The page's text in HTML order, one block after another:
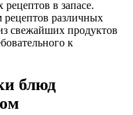
в запасе.
рецептов различных
свежайших продуктов
к
блюд